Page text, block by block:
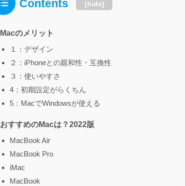
Contents [hide]
Macのメリット
１：デザイン
２：iPhoneとの親和性・互換性
３：使いやすさ
4：初期設定がらくちん
5：MacでWindowsが使える
おすすめのMacは？2022版
MacBook Air
MacBook Pro
iMac
MacBook